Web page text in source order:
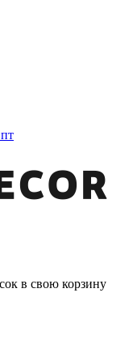
в свою корзину